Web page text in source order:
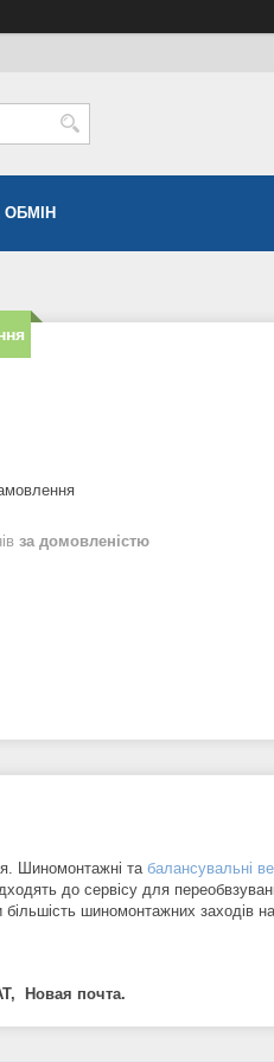
за домовленістю
Шиномонтажні табалансувальні
до сервісу для
більшість шиномонтажних заходів
Новая почта.